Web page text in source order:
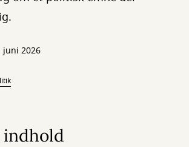
juni 2026
indhold